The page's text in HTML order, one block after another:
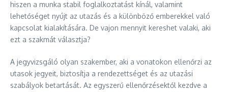
hiszen a munka stabil foglalkoztatást kínál, valamint
lehetőséget nyújt az utazás és a különböző emberekkel való
kapcsolat kialakítására. De vajon mennyit kereshet valaki, aki
ezt a szakmát választja?
A jegyvizsgáló olyan szakember, aki a vonatokon ellenőrzi az
utasok jegyeit, biztosítja a rendezettséget és az utazási
szabályok betartását. Az egyszerű ellenőrzésektől kezdve a